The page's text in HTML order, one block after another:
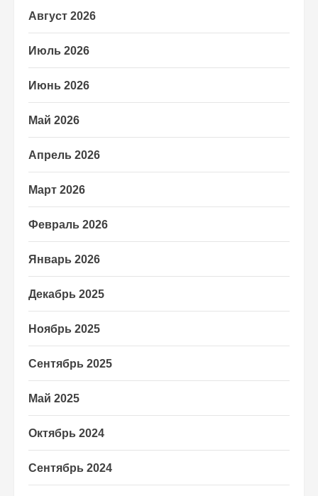
Август 2026
Июль 2026
Июнь 2026
Май 2026
Апрель 2026
Март 2026
Февраль 2026
Январь 2026
Декабрь 2025
Ноябрь 2025
Сентябрь 2025
Май 2025
Октябрь 2024
Сентябрь 2024